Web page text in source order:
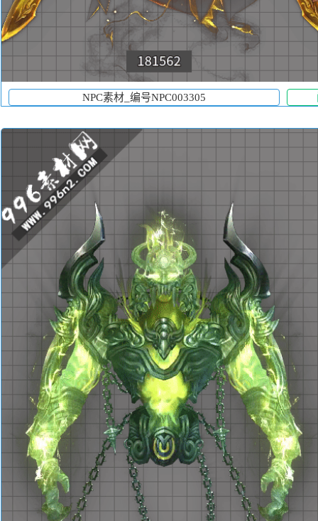
NPC素材_编号NPC003305